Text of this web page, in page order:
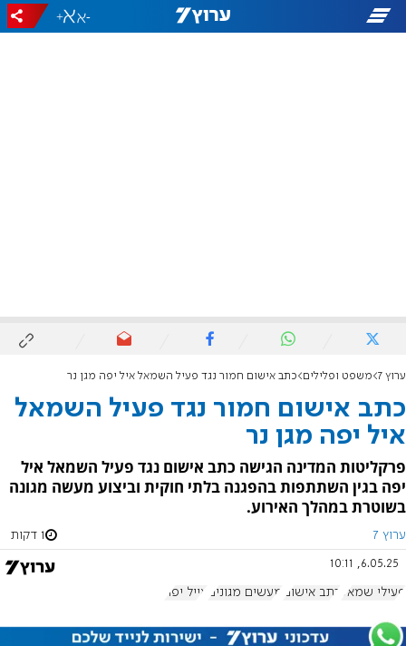
-
+
ערוץ 7 משפט ופלילים כתב אישום חמור נגד פעיל השמאל איל יפה מגן נר
כתב אישום חמור נגד פעיל השמאל
איל יפה מגן נר
פרקליטות המדינה הגישה כתב אישום נגד פעיל השמאל איל
יפה בגין השתתפות בהפגנה בלתי חוקית וביצוע מעשה מגונה
בשוטרת במהלך האירוע.
ערוץ 7 1 דקות
6.05.25, 10:11
פעילי שמאל כתב אישום מעשים מגונים אייל יפה